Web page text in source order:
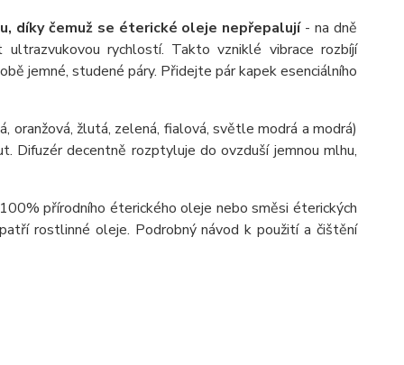
díky čemuž se éterické oleje nepřepalují- na dně
rychlostí. Takto vzniklé vibrace rozbíjí
jemné, studené páry. Přidejte pár kapek esenciálního
žlutá, zelená, fialová, světle modrá a modrá)
Difuzér decentně rozptyluje do ovzduší jemnou mlhu,
přírodního éterického oleje nebo směsi éterických
rostlinné oleje. Podrobný návod k použití a čištění